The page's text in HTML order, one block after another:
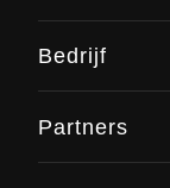
Bedrijf
Partners